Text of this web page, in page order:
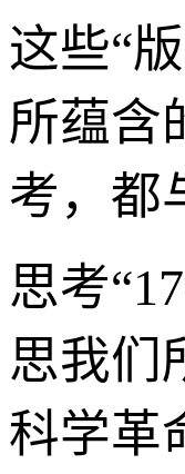
这些“
所蕴含
考，都
思考
思我们
科学革